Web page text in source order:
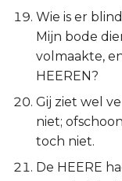
Wie is er
Mijn bode
volmaakte,
HEEREN?
Gij ziet wel
niet;
toch niet.
De HEERE